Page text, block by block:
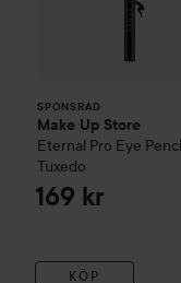
SPONSRAD
Make Up Store
Eternal Pro Eye
Tuxedo
169 kr
KÖP